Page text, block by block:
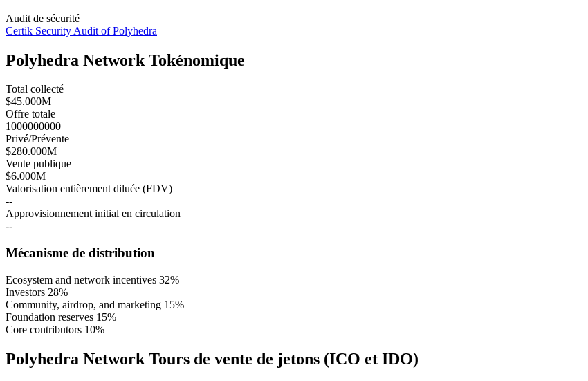
Audit de sécurité
Certik Security Audit of Polyhedra
Polyhedra Network Tokénomique
Total collecté
$45.000M
Offre totale
1000000000
Privé/Prévente
$280.000M
Vente publique
$6.000M
Valorisation entièrement diluée (FDV)
--
Approvisionnement initial en circulation
--
Mécanisme de distribution
Ecosystem and network incentives 32%
Investors 28%
Community, airdrop, and marketing 15%
Foundation reserves 15%
Core contributors 10%
Polyhedra Network Tours de vente de jetons (ICO et IDO)